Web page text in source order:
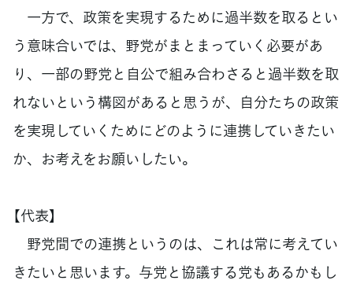
一方で、政策を実現するために過半数を取るとい
う意味合いでは、野党がまとまっていく必要があ
り、一部の野党と自公で組み合わさると過半数を取
れないという構図があると思うが、自分たちの政策
を実現していくためにどのように連携していきたい
か、お考えをお願いしたい。
【代表】
野党間での連携というのは、これは常に考えてい
きたいと思います。与党と協議する党もあるかもし